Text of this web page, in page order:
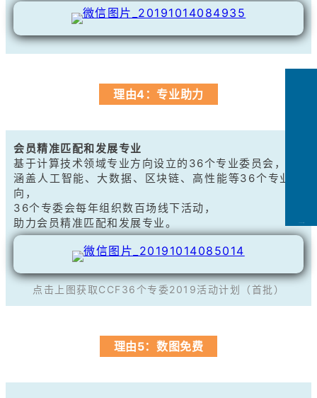
理由4：专业助力
会员精准匹配和发展专业
基于计算技术领域专业方向设立的36个专业委员会，
涵盖人工智能、大数据、区块链、高性能等36个专业方
向，
36个专委会每年组织数百场线下活动，
助力会员精准匹配和发展专业。
点击上图获取CCF36个专委2019活动计划（首批）
理由5：数图免费